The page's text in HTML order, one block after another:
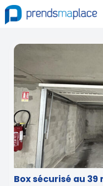
Box sécurisé au 39